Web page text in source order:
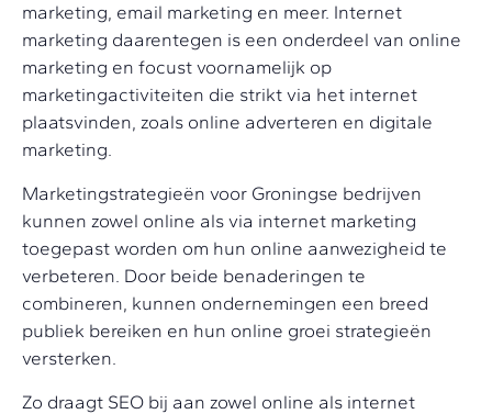
marketing, email marketing en meer. Internet
marketing daarentegen is een onderdeel van online
marketing en focust voornamelijk op
marketingactiviteiten die strikt via het internet
plaatsvinden, zoals online adverteren en digitale
marketing.
Marketingstrategieën voor Groningse bedrijven
kunnen zowel online als via internet marketing
toegepast worden om hun online aanwezigheid te
verbeteren. Door beide benaderingen te
combineren, kunnen ondernemingen een breed
publiek bereiken en hun online groei strategieën
versterken.
Zo draagt SEO bij aan zowel online als internet